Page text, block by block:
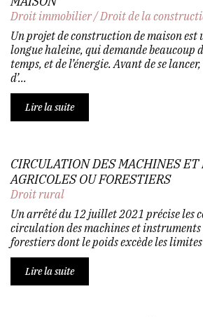
Droit immobilier/Droit de la
Un projet de construction de maison est
longue haleine, qui demande beaucoup
temps, et de l’énergie. Avant de se
d’...
Lire la suite
CIRCULATION DES MACHINES
AGRICOLES OU FORESTIERS
Droit rural
Un arrêté du 12 juillet 2021 précise les
circulation des machines et instruments
forestiers dont le poids excède les
Lire la suite